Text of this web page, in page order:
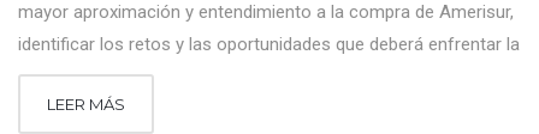
mayor aproximación y entendimiento a la compra de Amerisur,
identificar los retos y las oportunidades que deberá enfrentar la
LEER MÁS